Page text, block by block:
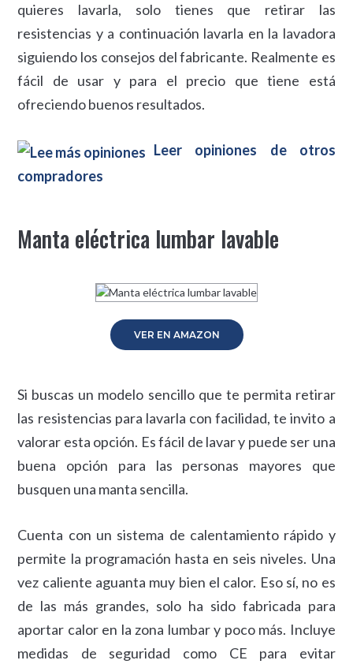
quieres lavarla, solo tienes que retirar las
resistencias y a continuación lavarla en la lavadora
siguiendo los consejos del fabricante. Realmente es
fácil de usar y para el precio que tiene está
ofreciendo buenos resultados.
Leer opiniones de otros
compradores
Manta eléctrica lumbar lavable
VER EN AMAZON
Si buscas un modelo sencillo que te permita retirar
las resistencias para lavarla con facilidad, te invito a
valorar esta opción. Es fácil de lavar y puede ser una
buena opción para las personas mayores que
busquen una manta sencilla.
Cuenta con un sistema de calentamiento rápido y
permite la programación hasta en seis niveles. Una
vez caliente aguanta muy bien el calor. Eso sí, no es
de las más grandes, solo ha sido fabricada para
aportar calor en la zona lumbar y poco más. Incluye
medidas de seguridad como CE para evitar